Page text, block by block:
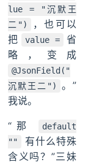
lue = "沉默王
二")
，也可以
把
value =
省
略，变成
@JsonField("
沉默王二")
。”
我说。
“那
default
""
有什么特殊
含义吗？”三妹